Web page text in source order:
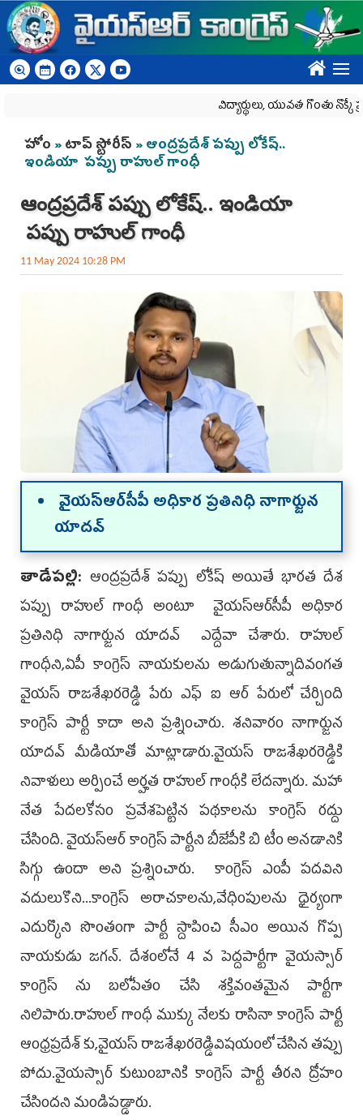
Skip to main content
????
విద్యార్థులు, యువత గొంతు నొక్కే
You are here
హోం »టాప్ స్టోరీస్ » ఆంద్రప్రదేశ్ పప్పు లోకేష్..
ఇండియా పప్పు రాహుల్ గాంధీ
ఆంద్రప్రదేశ్ పప్పు లోకేష్.. ఇండియా
పప్పు రాహుల్ గాంధీ
11 May 2024 10:28 PM
వైయ‌స్ఆర్‌సీపీ అధికార ప్రతినిధి నాగార్జున
యాదవ్
తాడేప‌ల్లి:ఆంద్రప్రదేశ్ పప్పు లోకేష్ అయితే భారత దేశ
పప్పు రాహుల్ గాంధీ అంటూ వైయ‌స్ఆర్‌సీపీ అధికార
ప్రతినిధి నాగార్జున యాదవ్ ఎద్దేవా చేశారు. రాహుల్
గాంధీని,ఏపీ కాంగ్రెస్ నాయకులను అడుగుతున్నాదివంగత
వైయస్ రాజశేఖరరెడ్డి పేరు ఎఫ్ ఐ ఆర్ పేరులో చేర్చింది
కాంగ్రెస్ పార్టీ కాదా అని ప్ర‌శ్నించారు. శ‌నివారం నాగార్జున
యాద‌వ్ మీడియాతో మాట్లాడారు.వైయ‌స్ రాజ‌శేఖ‌ర‌రెడ్డికి
నివాళులు అర్పించే అర్హత రాహుల్ గాంధీకి లేదన్నారు. మహా
నేత పేదలకోసం ప్రవేశపెట్టిన పథకాలను కాంగ్రెస్ రద్దు
చేసింది. వైయస్ఆర్‌ కాంగ్రెస్ పార్టీని బీజేపీకి బి టీం అనడానికి
సిగ్గు ఉందా అని ప్ర‌శ్నించారు. కాంగ్రెస్ ఎంపీ పదవిని
వదులుకొని...కాంగ్రెస్ అరాచకాలను,వేధింపులను ధైర్యంగా
ఎదుర్కొని సొంతంగా పార్టీ స్దాపించి సీఎం అయిన గొప్ప
నాయకుడు జగన్. దేశంలోనే 4 వ పెద్దపార్టీగా వైయస్సార్
కాంగ్రెస్ ను బలోపేతం చేసి శక్తివంతమైన పార్టీగా
నిలిపారు.రాహుల్ గాంధీ ముక్కు నేలకు రాసినా కాంగ్రెస్ పార్టీ
ఆంధ్రప్రదేశ్ కు,వైయస్ రాజశేఖరరెడ్డివిషయంలో చేసిన తప్పు
పోదు.వైయస్సార్ కుటుంబానికి కాంగ్రెస్ పార్టీ తీరని ద్రోహం
చేసింద‌ని మండిప‌డ్డారు.